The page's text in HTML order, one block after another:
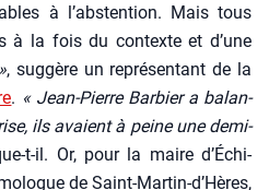
à l’abs­ten­tion. Mais tous
à la fois du contexte et d’une
, sug­gère un repré­sen­tant de la
. « Jean-Pierre Bar­bier a balan­
ils avaient à peine une demi-
t-il. Or, pour la maire d’É­chi­
de Saint-Mar­tin-d’Hères,